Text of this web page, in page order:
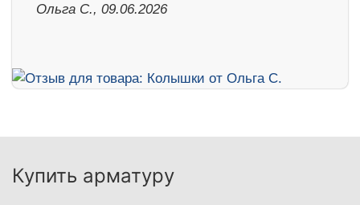
Ольга С., 09.06.2026
Купить арматуру